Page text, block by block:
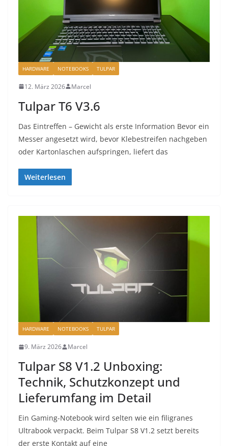
HARDWARE NOTEBOOKS TULPAR
12. März 2026 Marcel
Tulpar T6 V3.6
Das Eintreffen – Gewicht als erste Information Bevor ein
Messer angesetzt wird, bevor Klebestreifen nachgeben
oder Kartonlaschen aufspringen, liefert das
Weiterlesen
HARDWARE NOTEBOOKS TULPAR
9. März 2026 Marcel
Tulpar S8 V1.2 Unboxing:
Technik, Schutzkonzept und
Lieferumfang im Detail
Ein Gaming-Notebook wird selten wie ein filigranes
Ultrabook verpackt. Beim Tulpar S8 V1.2 setzt bereits
der erste Kontakt auf eine